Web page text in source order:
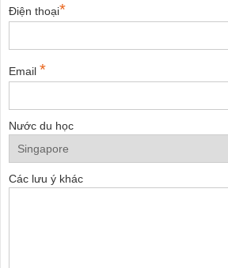
Điện thoại*
Email *
Nước du học
Các lưu ý khác